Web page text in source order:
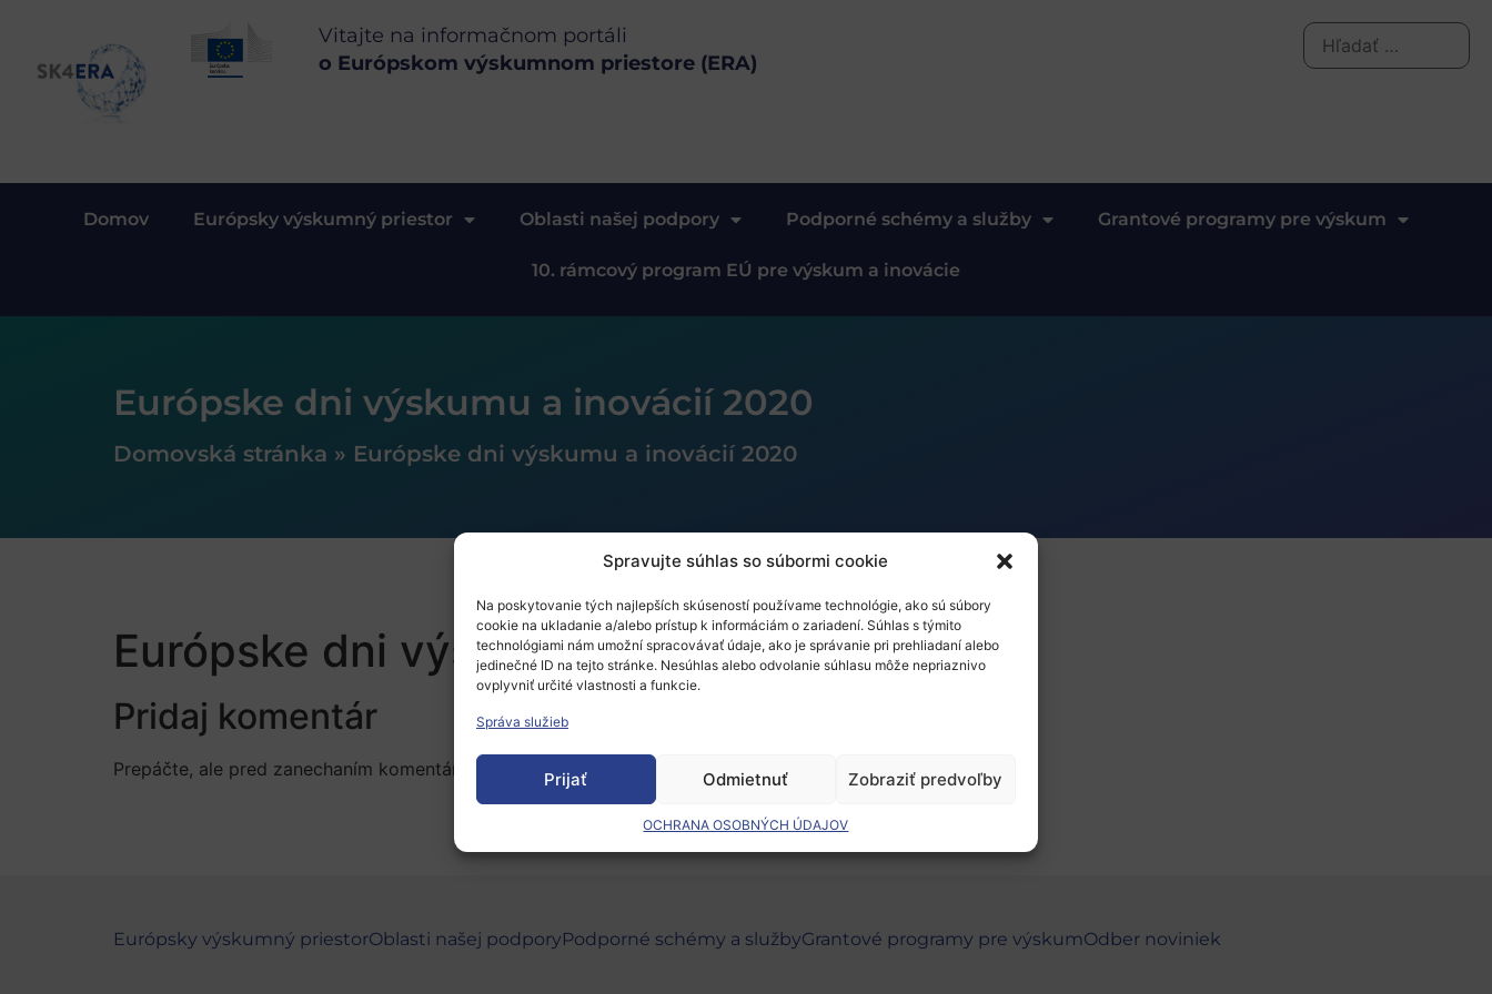
Spravujte súhlas so súbormi cookie
Na poskytovanie tých najlepších skúseností používame technológie, ako sú súbory
cookie na ukladanie a/alebo prístup k informáciám o zariadení. Súhlas s týmito
technológiami nám umožní spracovávať údaje, ako je správanie pri prehliadaní alebo
jedinečné ID na tejto stránke. Nesúhlas alebo odvolanie súhlasu môže nepriaznivo
ovplyvniť určité vlastnosti a funkcie.
Správa služieb
Prijať Odmietnuť Zobraziť predvoľby
OCHRANA OSOBNÝCH ÚDAJOV
Vitajte na informačnom portáli
o Európskom výskumnom priestore (ERA)
Domov Európsky výskumný priestor Oblasti našej podpory Podporné schémy a služby Grantové programy pre výskum
10. rámcový program EÚ pre výskum a inovácie
Európske dni výskumu a inovácií 2020
Domovská stránka » Európske dni výskumu a inovácií 2020
Európske dni výskumu a inovácií 2020
Pridaj komentár
Prepáčte, ale pred zanechaním komentára sa musíte prihlásiť
Európsky výskumný priestorOblasti našej podporyPodporné schémy a službyGrantové programy pre výskumOdber noviniek